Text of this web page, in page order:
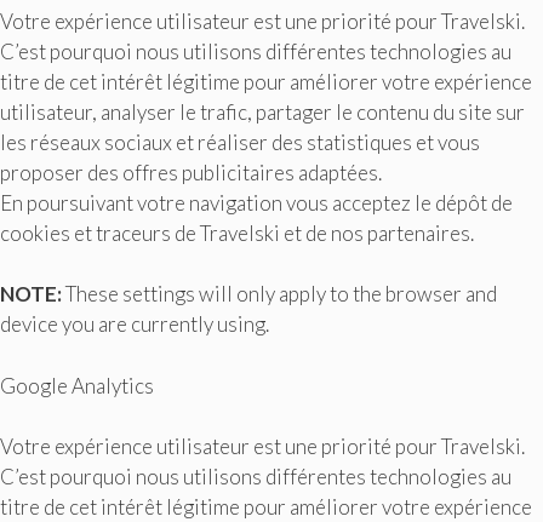
Votre expérience utilisateur est une priorité pour Travelski.
C’est pourquoi nous utilisons différentes technologies au
titre de cet intérêt légitime pour améliorer votre expérience
utilisateur, analyser le trafic, partager le contenu du site sur
les réseaux sociaux et réaliser des statistiques et vous
proposer des offres publicitaires adaptées.
En poursuivant votre navigation vous acceptez le dépôt de
cookies et traceurs de Travelski et de nos partenaires.
NOTE:These settings will only apply to the browser and
device you are currently using.
Google Analytics
Votre expérience utilisateur est une priorité pour Travelski.
C’est pourquoi nous utilisons différentes technologies au
titre de cet intérêt légitime pour améliorer votre expérience